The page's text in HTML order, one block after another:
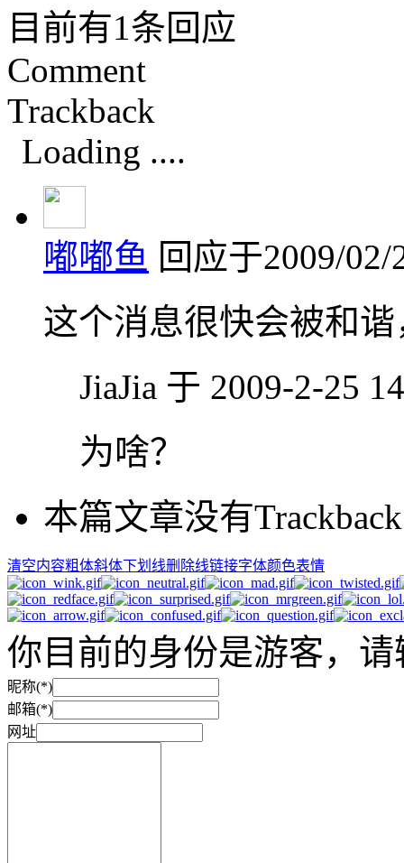
目前有1条回应
Comment
Trackback
Loading ....
嘟嘟鱼 回应于2009/02/
这个消息很快会被和
JiaJia 于 2009-2-25
为啥？
本篇文章没有Trackback
清空内容粗体斜体下划线删除线链接字体颜色表情
你目前的身份是游客，
昵称(*)
邮箱(*)
网址